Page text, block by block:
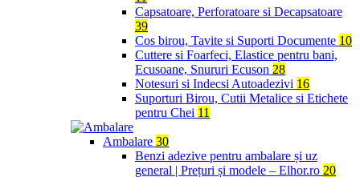
Capsatoare, Perforatoare si Decapsatoare
39
Cos birou, Tavite si Suporti Documente 10
Cuttere si Foarfeci, Elastice pentru bani,
Ecusoane, Snururi Ecuson 28
Notesuri si Indecsi Autoadezivi 16
Suporturi Birou, Cutii Metalice si Etichete
pentru Chei 11
Ambalare 30
Benzi adezive pentru ambalare și uz
general | Prețuri și modele – Elhor.ro 20